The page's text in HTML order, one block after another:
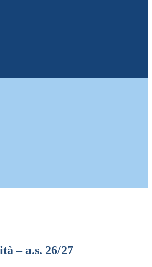
– a.s. 26/27